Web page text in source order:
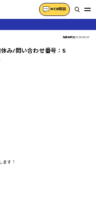
WEB相談
掲載更新日2026/06/23
み/問い合わせ番号：5
ます！